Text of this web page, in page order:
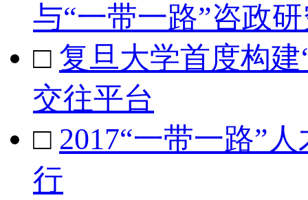
与“一带一路”咨政
□ 复旦大学首度构
交往平台
□ 2017“一带一路”
行